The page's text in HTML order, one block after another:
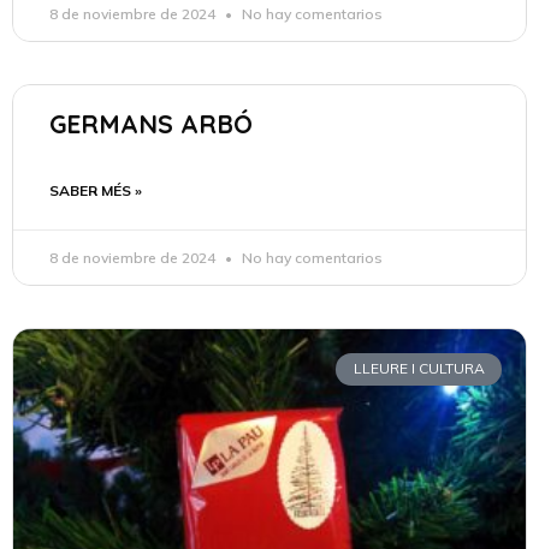
8 de noviembre de 2024 No hay comentarios
GERMANS ARBÓ
SABER MÉS »
8 de noviembre de 2024 No hay comentarios
LLEURE I CULTURA